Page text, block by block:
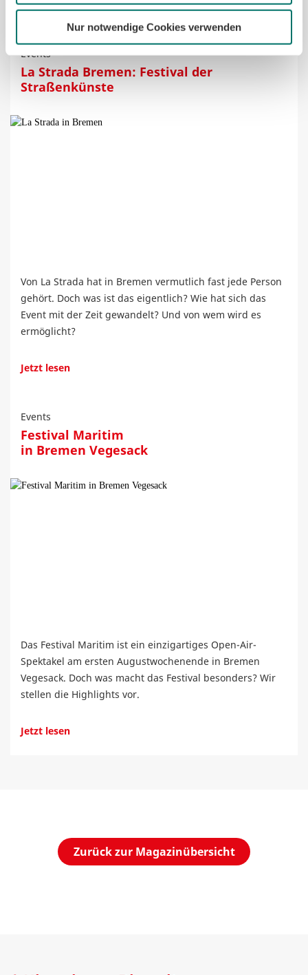
Nur notwendige Cookies verwenden
Jetzt lesen
Events
La Strada Bremen: Festival der
Straßenkünste
Von La Strada hat in Bremen vermutlich fast jede Person
gehört. Doch was ist das eigentlich? Wie hat sich das
Event mit der Zeit gewandelt? Und von wem wird es
ermöglicht?
Jetzt lesen
Events
Festival Maritim
in Bremen Vegesack
Das Festival Maritim ist ein einzigartiges Open-Air-
Spektakel am ersten Augustwochenende in Bremen
Vegesack. Doch was macht das Festival besonders? Wir
stellen die Highlights vor.
Jetzt lesen
Zurück zur Magazinübersicht